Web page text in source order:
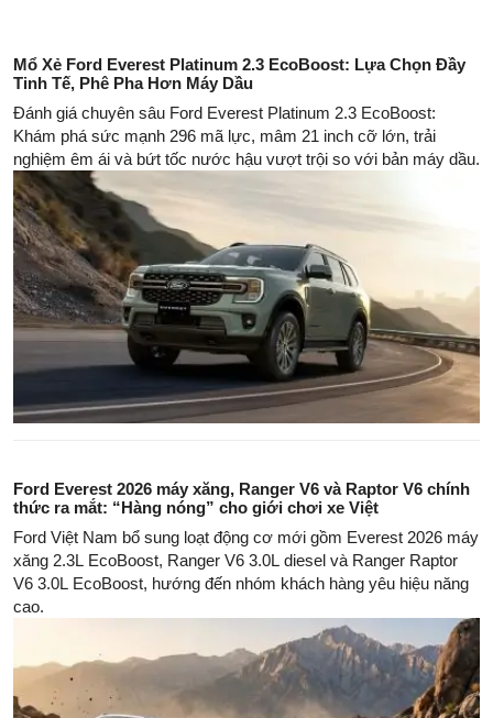
Mổ Xẻ Ford Everest Platinum 2.3 EcoBoost: Lựa Chọn Đầy
Tinh Tế, Phê Pha Hơn Máy Dầu
Đánh giá chuyên sâu Ford Everest Platinum 2.3 EcoBoost:
Khám phá sức mạnh 296 mã lực, mâm 21 inch cỡ lớn, trải
nghiệm êm ái và bứt tốc nước hậu vượt trội so với bản máy dầu.
Ford Everest 2026 máy xăng, Ranger V6 và Raptor V6 chính
thức ra mắt: “Hàng nóng” cho giới chơi xe Việt
Ford Việt Nam bổ sung loạt động cơ mới gồm Everest 2026 máy
xăng 2.3L EcoBoost, Ranger V6 3.0L diesel và Ranger Raptor
V6 3.0L EcoBoost, hướng đến nhóm khách hàng yêu hiệu năng
cao.